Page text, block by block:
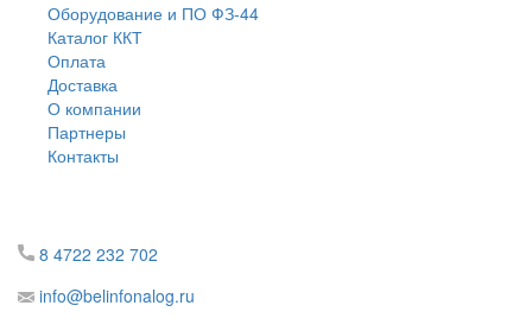
Оборудование и ПО ФЗ-44
Каталог ККТ
Оплата
Доставка
О компании
Партнеры
Контакты
8 4722 232 702
info@belinfonalog.ru